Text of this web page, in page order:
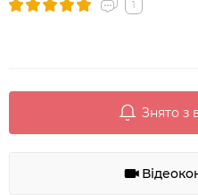
1
Знято з